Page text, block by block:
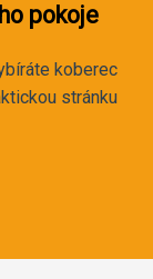
pokoje
koberec
stránku